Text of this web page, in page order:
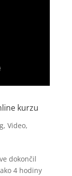
kurzu
, Video,
dokončil
4 hodiny